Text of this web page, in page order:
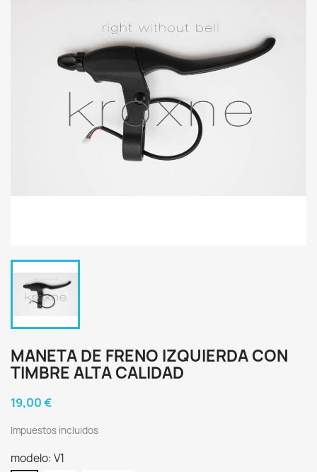
MANETA DE FRENO IZQUIERDA CON
TIMBRE ALTA CALIDAD
19,00 €
Impuestos incluidos
modelo: V1